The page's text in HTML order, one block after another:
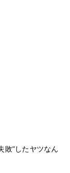
敗”したヤツなん